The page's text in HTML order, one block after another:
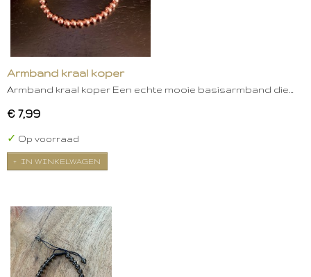
Armband kraal koper
Armband kraal koper Een echte mooie basisarmband die…
€ 7,99
✓ Op voorraad
IN WINKELWAGEN